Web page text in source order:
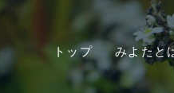
トップ みよたと